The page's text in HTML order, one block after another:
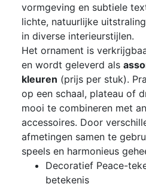
vormgeving en subtiele
lichte, natuurlijke
in diverse interieurstijlen.
Het ornament is
en wordt geleverd als
kleuren (prijs per stuk).
op een schaal, plateau of
mooi te combineren met
accessoires. Door
afmetingen samen te
speels en harmonieus
Decoratief Peace-
betekenis